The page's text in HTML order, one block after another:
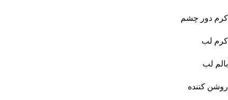
کرم دور چشم
کرم لب
بالم لب
روشن کننده